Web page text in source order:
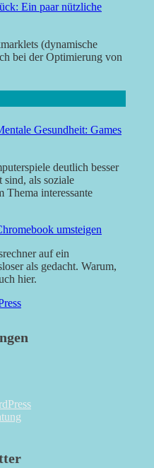
Ein paar nützliche
(dynamische
bei der Optimierung von
Gesundheit: Games
deutlich besser
sind, als soziale
Thema interessante
umsteigen
auf ein
als gedacht. Warum,
hier.